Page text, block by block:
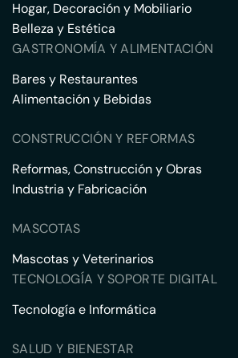
Hogar, Decoración y Mobiliario
Belleza y Estética
GASTRONOMÍA Y ALIMENTACIÓN
Bares y Restaurantes
Alimentación y Bebidas
CONSTRUCCIÓN Y REFORMAS
Reformas, Construcción y Obras
Industria y Fabricación
MASCOTAS
Mascotas y Veterinarios
TECNOLOGÍA Y SOPORTE DIGITAL
Tecnología e Informática
SALUD Y BIENESTAR